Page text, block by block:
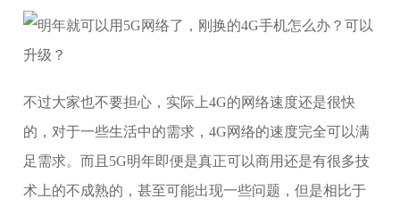
不过大家也不要担心，实际上4G的网络速度还是很快
的，对于一些生活中的需求，4G网络的速度完全可以满
足需求。而且5G明年即便是真正可以商用还是有很多技
术上的不成熟的，甚至可能出现一些问题，但是相比于